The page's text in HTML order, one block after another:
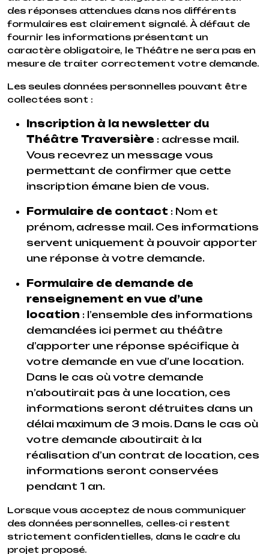
des réponses attendues dans nos différents
formulaires est clairement signalé. À défaut de
fournir les informations présentant un
caractère obligatoire, le Théâtre ne sera pas en
mesure de traiter correctement votre demande.
Les seules données personnelles pouvant être
collectées sont :
Inscription à la newsletter du
Théâtre Traversière : adresse mail.
Vous recevrez un message vous
permettant de confirmer que cette
inscription émane bien de vous.
Formulaire de contact : Nom et
prénom, adresse mail. Ces informations
servent uniquement à pouvoir apporter
une réponse à votre demande.
Formulaire de demande de
renseignement en vue d’une
location : l’ensemble des informations
demandées ici permet au théâtre
d’apporter une réponse spécifique à
votre demande en vue d’une location.
Dans le cas où votre demande
n’aboutirait pas à une location, ces
informations seront détruites dans un
délai maximum de 3 mois. Dans le cas où
votre demande aboutirait à la
réalisation d’un contrat de location, ces
informations seront conservées
pendant 1 an.
Lorsque vous acceptez de nous communiquer
des données personnelles, celles-ci restent
strictement confidentielles, dans le cadre du
projet proposé.